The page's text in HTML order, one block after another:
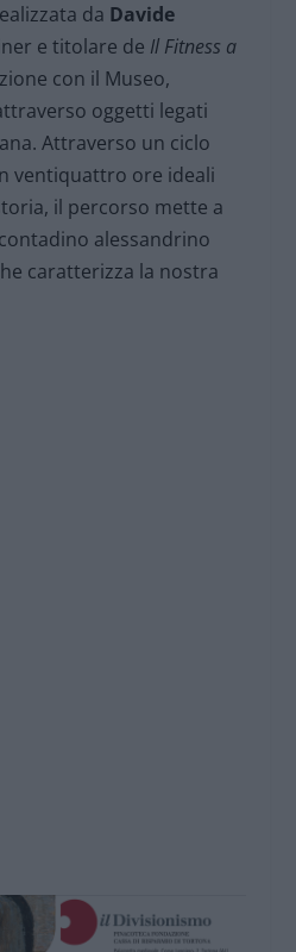
da Davide
e titolare de Il Fitness a
con il Museo,
oggetti legati
Attraverso un ciclo
ventiquattro ore ideali
il percorso mette a
alessandrino
caratterizza la nostra